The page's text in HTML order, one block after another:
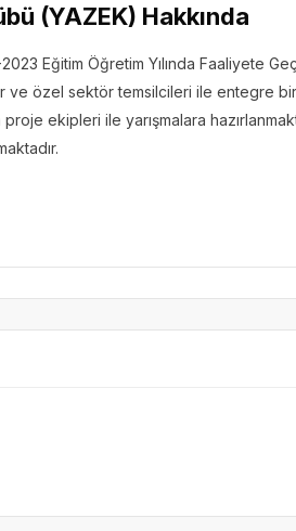
(YAZEK) Hakkında
Eğitim Öğretim Yılında Faaliyete
ve özel sektör temsilcileri ile entegre bir
ekipleri ile yarışmalara